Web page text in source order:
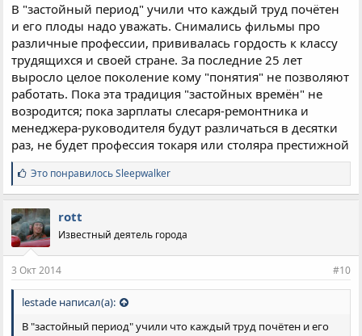
В "застойный период" учили что каждый труд почётен
и его плоды надо уважать. Снимались фильмы про
различные профессии, прививалась гордость к классу
трудящихся и своей стране. За последние 25 лет
выросло целое поколение кому "понятия" не позволяют
работать. Пока эта традиция "застойных времён" не
возродится; пока зарплаты слесаря-ремонтника и
менеджера-руководителя будут различаться в десятки
раз, не будет профессия токаря или столяра престижной
С
и
м
п
а
т
и
:
Это понравилосьSleepwalker
rott
Известный деятель города
3 Окт 2014 #10
lestade написал(а):
В "застойный период" учили что каждый труд почётен и его